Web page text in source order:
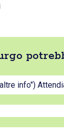
info")